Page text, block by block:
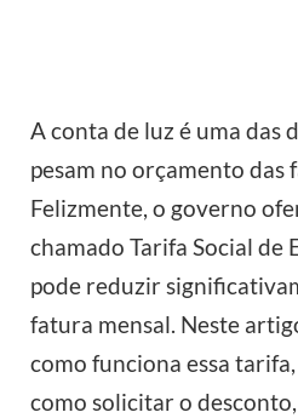
A conta de luz é uma das
pesam no orçamento das
Felizmente, o governo
chamado Tarifa Social de
pode reduzir
fatura mensal. Neste
como funciona essa
como solicitar o